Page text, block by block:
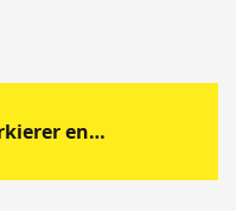
LS8E Schrumpfschlauchmarkierer endlos